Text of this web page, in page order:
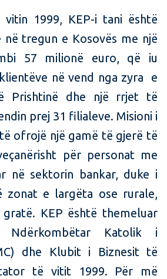
1999, KEP-i tani është
në tregun e Kosovës me një
57 milionë euro, që iu
në vend nga zyra e
Prishtinë dhe një rrjet të
prej 31 filialeve. Misioni i
ofrojë një gamë të gjerë të
për personat me
në sektorin bankar, duke i
zonat e largëta ose rurale,
KEP është themeluar
Ndërkombëtar Katolik i
dhe Klubit i Biznesit të
të vitit 1999. Për më